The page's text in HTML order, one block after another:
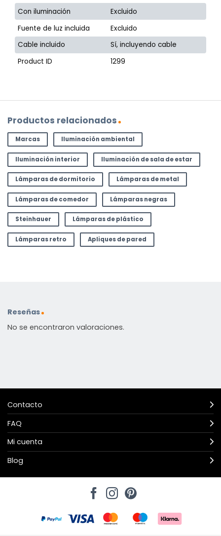
Con iluminación
Excluido
Fuente de luz incluida
Excluido
Cable incluido
Sí, incluyendo cable
Product ID
1299
Productos relacionados
Marcas Iluminación ambiental
Iluminación interior Iluminación de sala de estar
Lámparas de dormitorio Lámparas de metal
Lámparas de comedor Lámparas negras
Steinhauer Lámparas de plástico
Lámparas retro Apliques de pared
Reseñas
No se encontraron valoraciones.
Contacto
FAQ
Mi cuenta
Blog